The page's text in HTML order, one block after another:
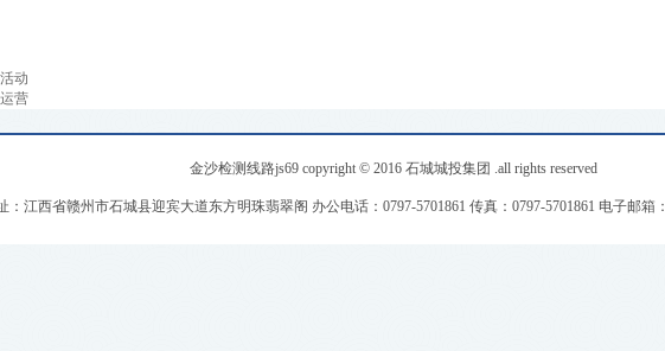
动
营
金沙检测线路js69 copyright © 2016 石城城投集团 .all rights reserved
：江西省赣州市石城县迎宾大道东方明珠翡翠阁 办公电话：0797-5701861 传真：0797-5701861 电子邮箱：